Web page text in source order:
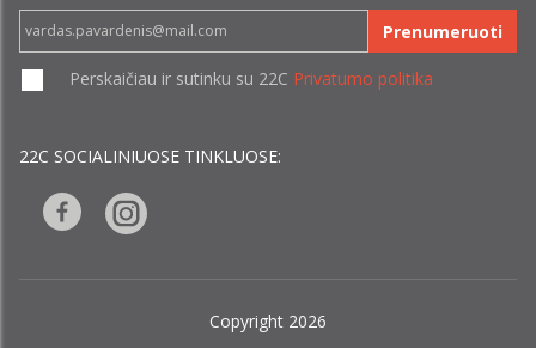
Prenumeruoti
Perskaičiau ir sutinku su 22C Privatumo politika
22C SOCIALINIUOSE TINKLUOSE:
Copyright 2026